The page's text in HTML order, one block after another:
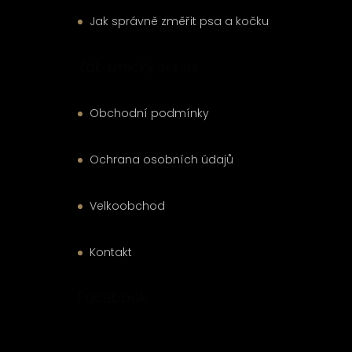
Jak správně změřit psa a kočku
Obchodní podmínky
Ochrana osobních údajů
Velkoobchod
Kontakt